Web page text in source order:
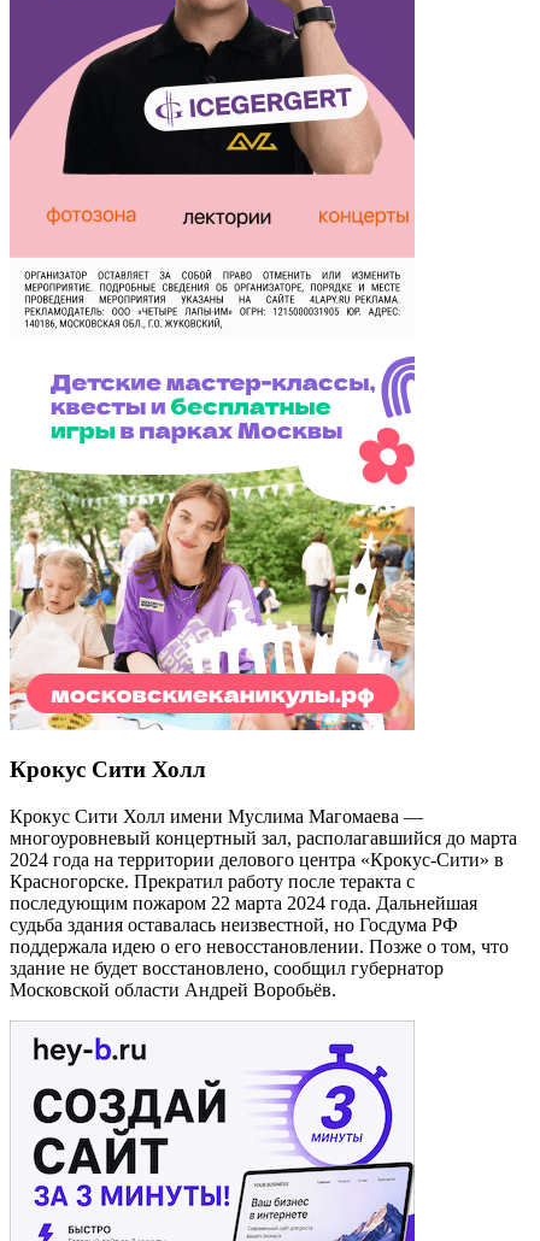
Крокус Сити Холл
Крокус Сити Холл имени Муслима Магомаева —
многоуровневый концертный зал, располагавшийся до марта
2024 года на территории делового центра «Крокус-Сити» в
Красногорске. Прекратил работу после теракта с
последующим пожаром 22 марта 2024 года. Дальнейшая
судьба здания оставалась неизвестной, но Госдума РФ
поддержала идею о его невосстановлении. Позже о том, что
здание не будет восстановлено, сообщил губернатор
Московской области Андрей Воробьёв.